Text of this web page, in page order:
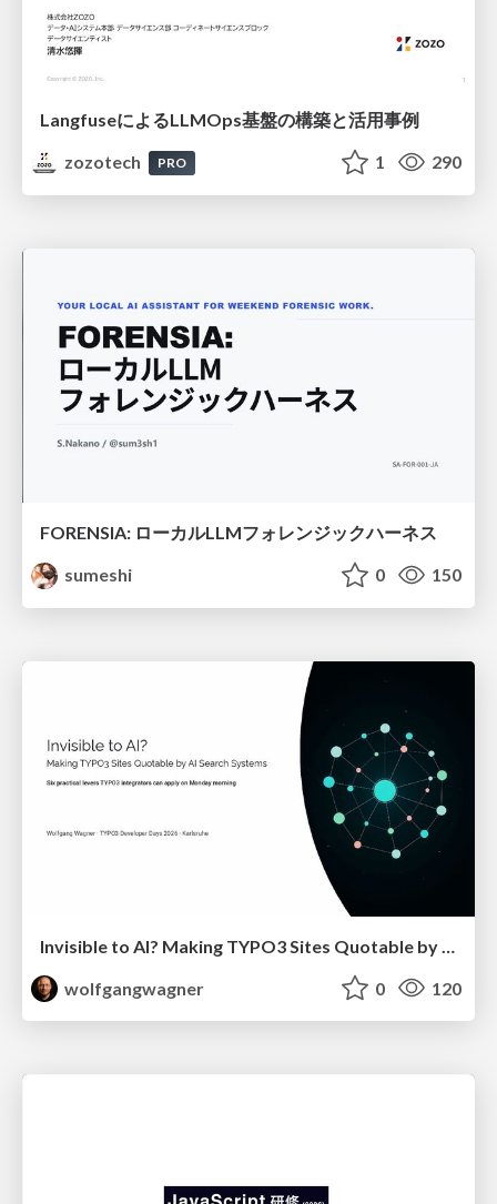
LangfuseによるLLMOps基盤の構築と活用事例
zozotech
PRO 1 290
FORENSIA: ローカルLLMフォレンジックハーネス
sumeshi
0 150
wolfgangwagner
0 120